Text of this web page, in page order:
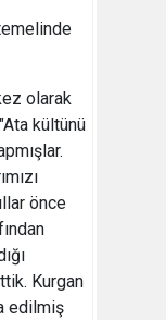
olarak
kültünü
önce
Kurgan
edilmiş